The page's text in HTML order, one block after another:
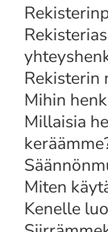
Rekisterin
Mihin
Millaisia
Miten
Kenelle